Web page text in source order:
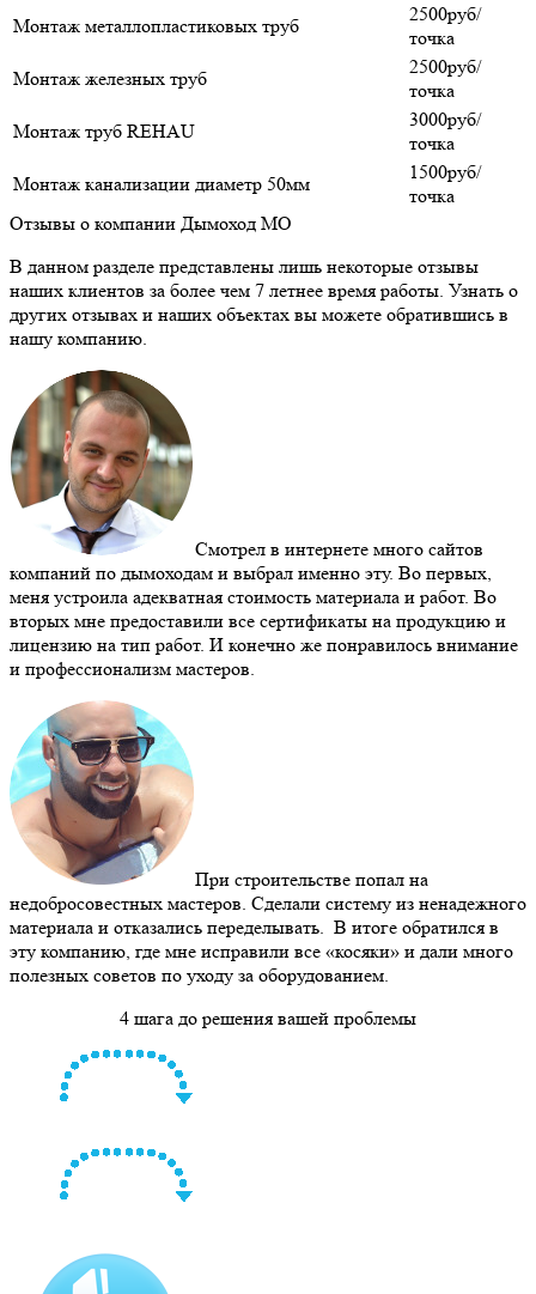
Монтаж металлопластиковых труб
2500руб/
точка
Монтаж железных труб
2500руб/
точка
Монтаж труб REHAU
3000руб/
точка
Монтаж канализации диаметр 50мм
1500руб/
точка
Отзывы о компании Дымоход МО
В данном разделе представлены лишь некоторые отзывы
наших клиентов за более чем 7 летнее время работы. Узнать о
других отзывах и наших объектах вы можете обратившись в
нашу компанию.
Смотрел в интернете много сайтов
компаний по дымоходам и выбрал именно эту. Во первых,
меня устроила адекватная стоимость материала и работ. Во
вторых мне предоставили все сертификаты на продукцию и
лицензию на тип работ. И конечно же понравилось внимание
и профессионализм мастеров.
При строительстве попал на
недобросовестных мастеров. Сделали систему из ненадежного
материала и отказались переделывать. В итоге обратился в
эту компанию, где мне исправили все «косяки» и дали много
полезных советов по уходу за оборудованием.
4 шага до решения вашей проблемы